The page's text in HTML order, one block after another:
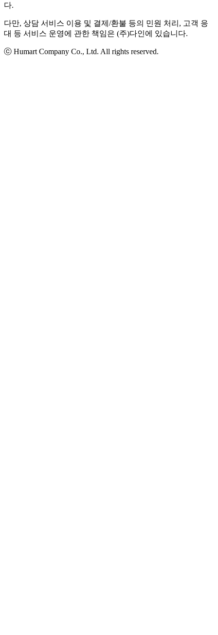
다.
다만, 상담 서비스 이용 및 결제/환불 등의 민원 처리, 고객 응
대 등 서비스 운영에 관한 책임은 (주)다인에 있습니다.
ⓒ Humart Company Co., Ltd. All rights reserved.